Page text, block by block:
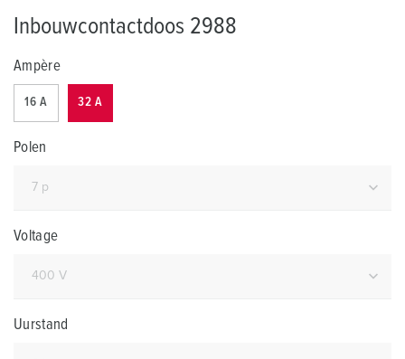
Inbouwcontactdoos 2988
Ampère
16 A 32 A
Polen
Voltage
Uurstand